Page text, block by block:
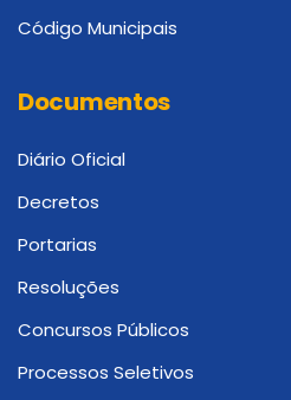
Código Municipais
Documentos
Diário Oficial
Decretos
Portarias
Resoluções
Concursos Públicos
Processos Seletivos